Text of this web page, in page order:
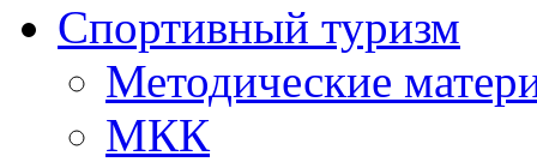
Спортивный туризм
Методические
МКК